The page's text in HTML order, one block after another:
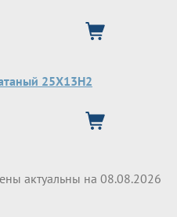
25Х13Н2
актуальны на 08.08.2026